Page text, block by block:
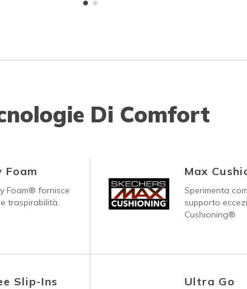
Di Comfort
Foam
Foam® fornisce
traspirabilità.
Max
Sperimenta
supporto
Cushioning®.
Slip-Ins Ultra Go